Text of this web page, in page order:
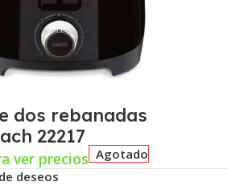
dos rebanadas
22217
ver precios Agotado
deseos